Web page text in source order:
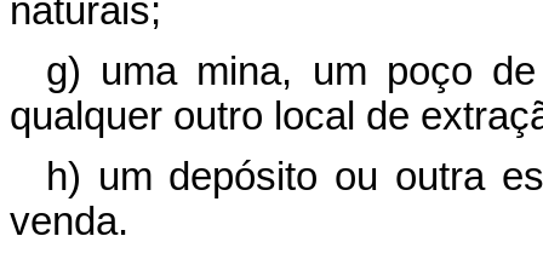
naturais;
g) uma mina, um poço
qualquer outro local de
h) um depósito ou outra
venda.